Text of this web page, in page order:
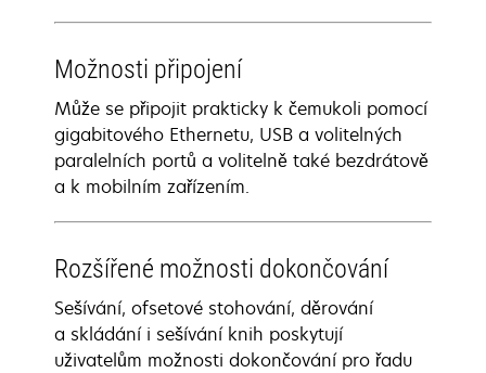
Možnosti připojení
Může se připojit prakticky k čemukoli pomocí
gigabitového Ethernetu, USB a volitelných
paralelních portů a volitelně také bezdrátově
a k mobilním zařízením.
Rozšířené možnosti dokončování
Sešívání, ofsetové stohování, děrování
a skládání i sešívání knih poskytují
uživatelům možnosti dokončování pro řadu